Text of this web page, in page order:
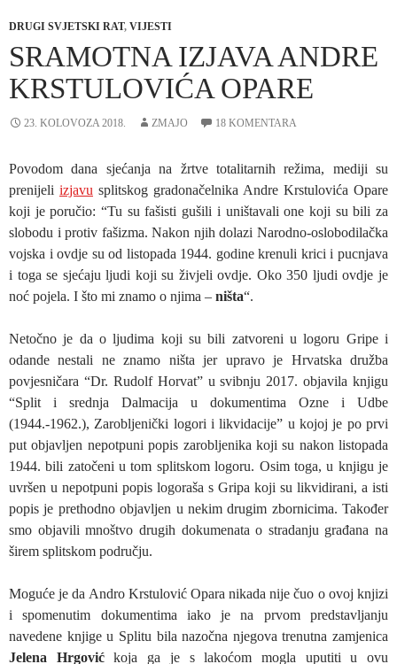
DRUGI SVJETSKI RAT, VIJESTI
SRAMOTNA IZJAVA ANDRE
KRSTULOVIĆA OPARE
23. KOLOVOZA 2018. ZMAJO 18 KOMENTARA
Povodom dana sjećanja na žrtve totalitarnih režima, mediji su
prenijeli izjavu splitskog gradonačelnika Andre Krstulovića Opare
koji je poručio: “Tu su fašisti gušili i uništavali one koji su bili za
slobodu i protiv fašizma. Nakon njih dolazi Narodno-oslobodilačka
vojska i ovdje su od listopada 1944. godine krenuli krici i pucnjava
i toga se sjećaju ljudi koji su živjeli ovdje. Oko 350 ljudi ovdje je
noć pojela. I što mi znamo o njima – ništa“.
Netočno je da o ljudima koji su bili zatvoreni u logoru Gripe i
odande nestali ne znamo ništa jer upravo je Hrvatska družba
povjesničara “Dr. Rudolf Horvat” u svibnju 2017. objavila knjigu
“Split i srednja Dalmacija u dokumentima Ozne i Udbe
(1944.-1962.), Zarobljenički logori i likvidacije” u kojoj je po prvi
put objavljen nepotpuni popis zarobljenika koji su nakon listopada
1944. bili zatočeni u tom splitskom logoru. Osim toga, u knjigu je
uvršen u nepotpuni popis logoraša s Gripa koji su likvidirani, a isti
popis je prethodno objavljen u nekim drugim zbornicima. Također
smo objavili mnoštvo drugih dokumenata o stradanju građana na
širem splitskom području.
Moguće je da Andro Krstulović Opara nikada nije čuo o ovoj knjizi
i spomenutim dokumentima iako je na prvom predstavljanju
navedene knjige u Splitu bila nazočna njegova trenutna zamjenica
Jelena Hrgovićkoja ga je s lakoćom mogla uputiti u ovu